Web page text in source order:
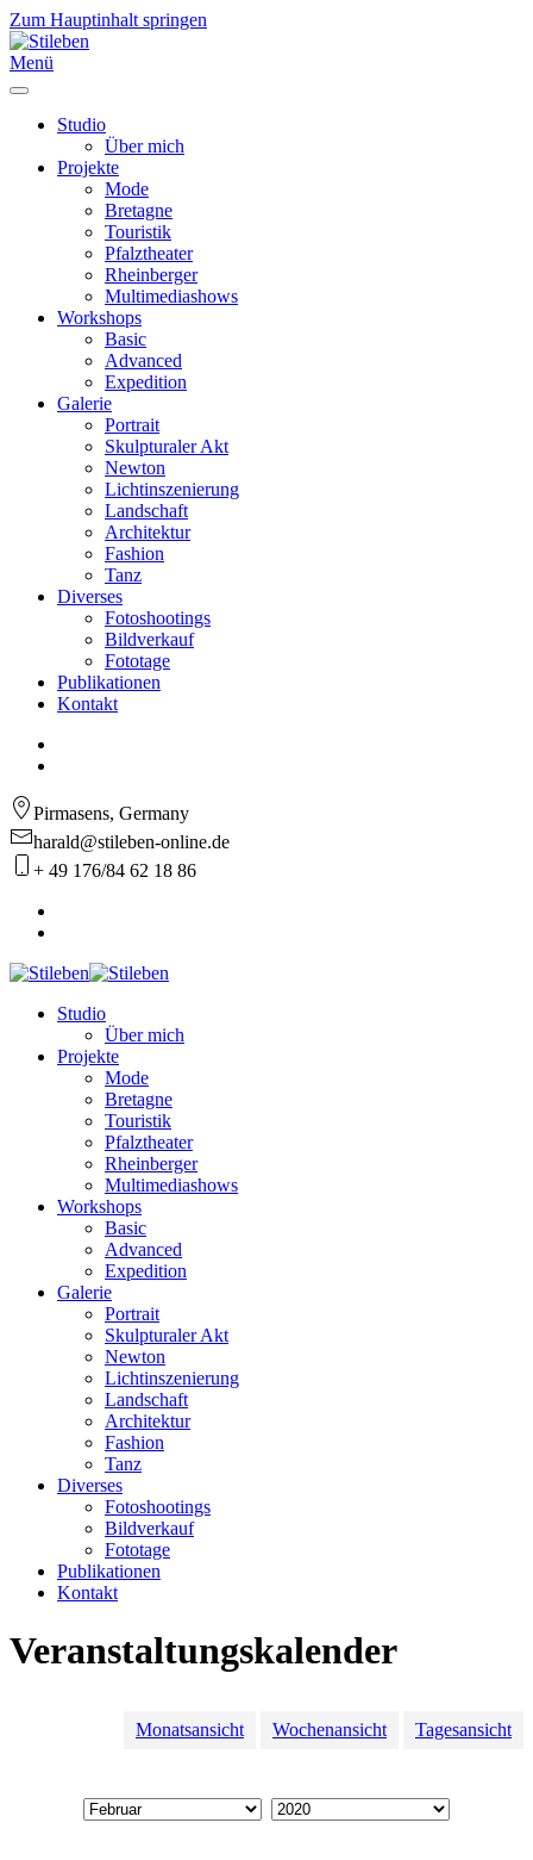
Zum Hauptinhalt springen
Menü
Studio
Über mich
Projekte
Mode
Bretagne
Touristik
Pfalztheater
Rheinberger
Multimediashows
Workshops
Basic
Advanced
Expedition
Galerie
Portrait
Skulpturaler Akt
Newton
Lichtinszenierung
Landschaft
Architektur
Fashion
Tanz
Diverses
Fotoshootings
Bildverkauf
Fototage
Publikationen
Kontakt
Pirmasens, Germany
harald@stileben-online.de
+ 49 176/84 62 18 86
Studio
Über mich
Projekte
Mode
Bretagne
Touristik
Pfalztheater
Rheinberger
Multimediashows
Workshops
Basic
Advanced
Expedition
Galerie
Portrait
Skulpturaler Akt
Newton
Lichtinszenierung
Landschaft
Architektur
Fashion
Tanz
Diverses
Fotoshootings
Bildverkauf
Fototage
Publikationen
Kontakt
Veranstaltungskalender
Monatsansicht Wochenansicht Tagesansicht